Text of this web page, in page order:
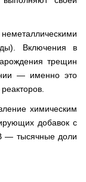
Включения в
трещин
— именно это
химическим
добавок с
— тысячные доли